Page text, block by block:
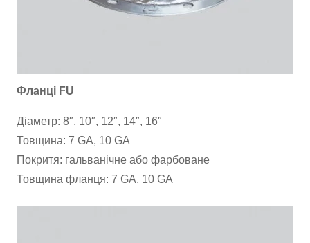
Фланці FU
Діаметр: 8″, 10″, 12″, 14″, 16″
Товщина: 7 GA, 10 GA
Покритя: гальванічне або фарбоване
Товщина фланця: 7 GA, 10 GA